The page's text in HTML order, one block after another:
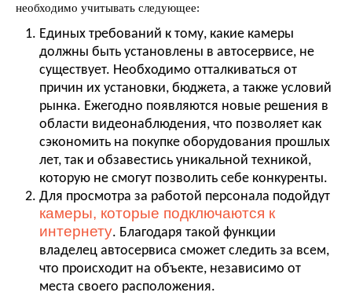
необходимо учитывать следующее:
Единых требований к тому, какие камеры
должны быть установлены в автосервисе, не
существует. Необходимо отталкиваться от
причин их установки, бюджета, а также условий
рынка. Ежегодно появляются новые решения в
области видеонаблюдения, что позволяет как
сэкономить на покупке оборудования прошлых
лет, так и обзавестись уникальной техникой,
которую не смогут позволить себе конкуренты.
Для просмотра за работой персонала подойдут
камеры, которые подключаются к
интернету. Благодаря такой функции
владелец автосервиса сможет следить за всем,
что происходит на объекте, независимо от
места своего расположения.